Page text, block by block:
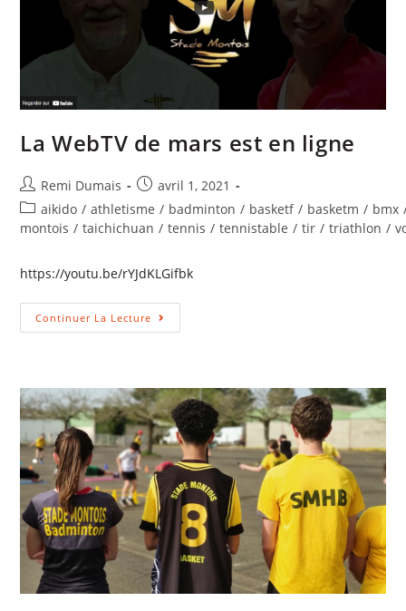
La WebTV de mars est en ligne
Remi Dumais
avril 1, 2021
aikido / athletisme / badminton / basketf / basketm / bmx
montois / taichichuan / tennis / tennistable / tir / triathlon /
https://youtu.be/rYJdKLGifbk
Continuer La Lecture